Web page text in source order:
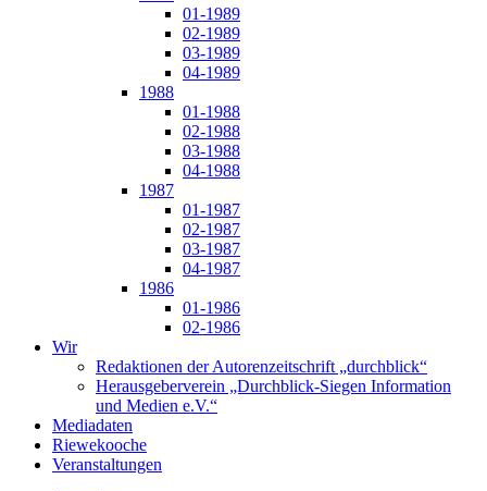
01-1989
02-1989
03-1989
04-1989
1988
01-1988
02-1988
03-1988
04-1988
1987
01-1987
02-1987
03-1987
04-1987
1986
01-1986
02-1986
Wir
Redaktionen der Autorenzeitschrift „durchblick“
Herausgeberverein „Durchblick-Siegen Information
und Medien e.V.“
Mediadaten
Riewekooche
Veranstaltungen